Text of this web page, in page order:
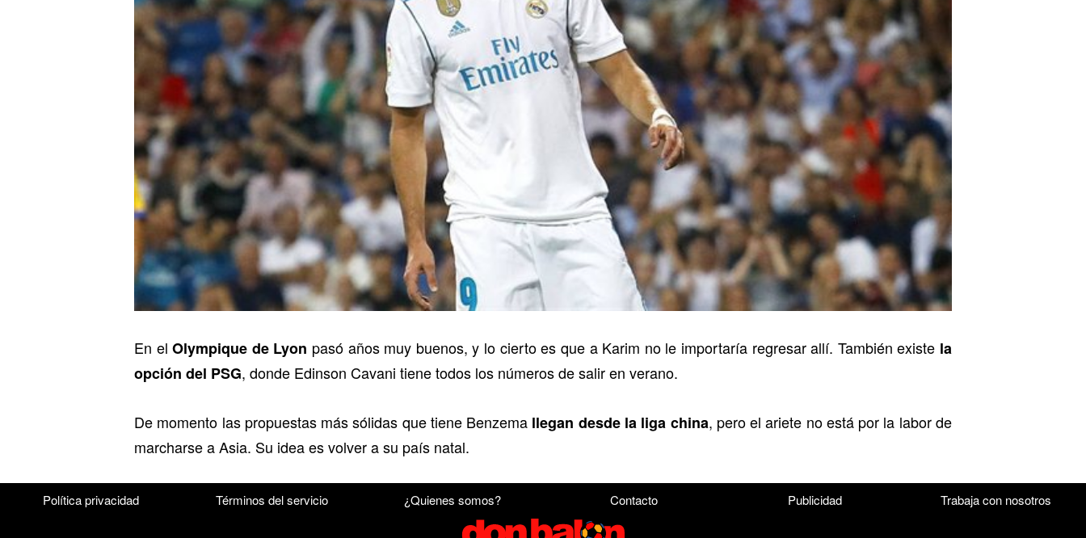
En elOlympique de Lyon pasó años muy buenos, y lo cierto es que a Karim no le importaría regresar allí. También existe la
opción del PSG, donde Edinson Cavani tiene todos los números de salir en verano.
De momento las propuestas más sólidas que tiene Benzema llegan desde la liga china, pero el ariete no está por la labor de
marcharse a Asia. Su idea es volver a su país natal.
Política privacidad Términos del servicio ¿Quienes somos? Contacto Publicidad Trabaja con nosotros